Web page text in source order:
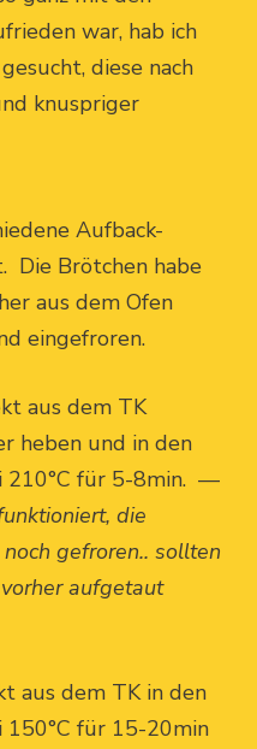
war, hab ich
diese nach
knuspriger
Aufback-
Die Brötchen habe
aus dem Ofen
eingefroren.
aus dem TK
heben und in den
210°C für 5-8min. —
die
gefroren.. sollten
aufgetaut
aus dem TK in den
150°C für 15-20min